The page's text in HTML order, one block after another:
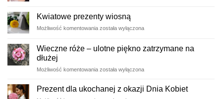
Kwiatowe prezenty wiosną
Możliwość komentowania Kwiatowe
wiosną
została wyłączona
Wieczne róże – ulotne piękno zatrzymane na
dłużej
Możliwość komentowania Wieczne
–
ulotne
została wyłączona
Prezent dla ukochanej z okazji Dnia Kobiet